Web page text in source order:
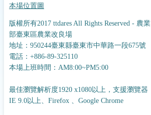
本場位置圖
版權所有2017 ttdares All Rights Reserved - 農業
部臺東區農業改良場
地址：950244臺東縣臺東市中華路一段675號
電話：+886-89-325110
本場上班時間：AM8:00~PM5:00
最佳瀏覽解析度1920 x1080以上，支援瀏覽器
IE 9.0以上、Firefox 、Google Chrome